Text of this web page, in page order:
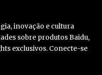
inovação e cultura
sobre produtos Baidu,
exclusivos. Conecte-se